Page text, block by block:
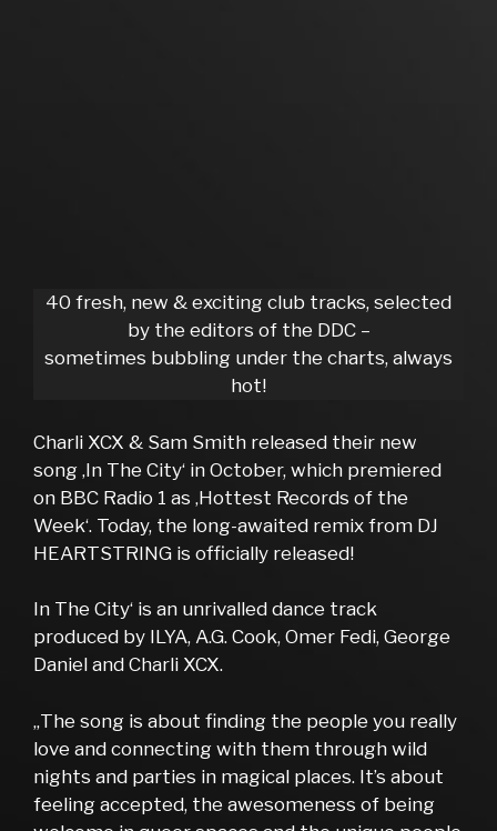
40 fresh, new & exciting club tracks, selected
by the editors of the DDC –
sometimes bubbling under the charts, always
hot!
Charli XCX & Sam Smith released their new
song ‚In The City‘ in October, which premiered
on BBC Radio 1 as ‚Hottest Records of the
Week‘. Today, the long-awaited remix from DJ
HEARTSTRING is officially released!
In The City‘ is an unrivalled dance track
produced by ILYA, A.G. Cook, Omer Fedi, George
Daniel and Charli XCX.
„The song is about finding the people you really
love and connecting with them through wild
nights and parties in magical places. It’s about
feeling accepted, the awesomeness of being